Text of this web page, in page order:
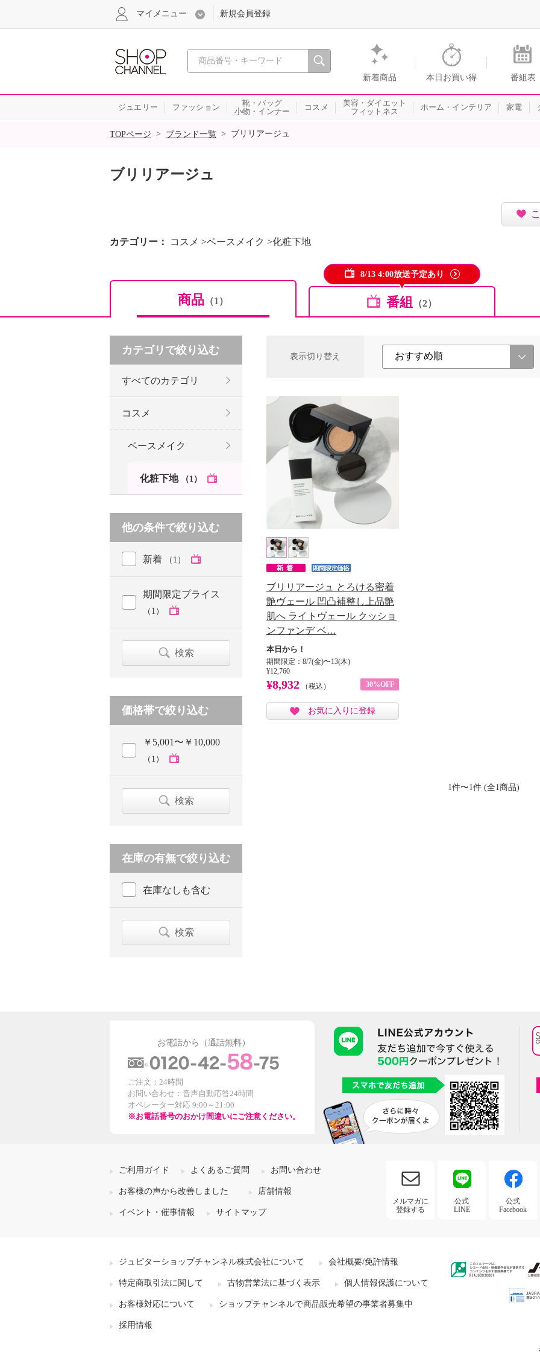
心おどる、瞬間を。通販・テレビショッピングのショップチャンネル
新着商品 本日お買い得 番組表
マイメニュー 新規会員登録
ジュエリー ファッション
靴・バッグ
小物・インナー
コスメ
美容・ダイエット
フィットネス
ホーム・インテリア 家電
SALE
TOPページ > ブランド一覧 > ブリリアージュ
ブリリアージュ
カテゴリー コスメ >ベースメイク >化粧下地
商品 （1） 番組 （2）
8/13 4:00放送予定あり
表示切り替え
ブリリアージュ とろける密着
艶ヴェール 凹凸補整し上品艶
肌へ ライトヴェール クッショ
ンファンデ ベ…
本日から！
期間限定：8/7(金)〜13(木)
¥12,760
¥8,932 （税込） 30%OFF
お気に入りに登録
1件〜1件 (全1商品)
カテゴリで絞り込む
すべてのカテゴリ
コスメ
ベースメイク
化粧下地 （1）
他の条件で絞り込む
新着 （1）
期間限定プライス
（1）
検索
価格帯で絞り込む
￥5,001〜￥10,000
（1）
検索
在庫の有無で絞り込む
在庫なしも含む
検索
お電話から（通話無料）
ご注文：24時間
お問い合わせ：音声自動応答24時間
オペレーター対応 9:00～21:00
※お電話番号のおかけ間違いにご注意ください。
ご利用ガイド よくあるご質問 お問い合わせ
お客様の声から改善しました 店舗情報
イベント・催事情報 サイトマップ
メルマガに
登録する
公式
LINE
公式
Facebook
ジュピターショップチャンネル株式会社について 会社概要/免許情報
特定商取引法に関して 古物営業法に基づく表示 個人情報保護について
お客様対応について ショップチャンネルで商品販売希望の事業者募集中
採用情報